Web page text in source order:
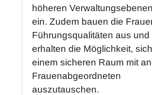
höheren
ein. Zudem bauen die
Führungsqualitäten aus und
erhalten die Möglichkeit,
einem sicheren Raum mit
Frauenabgeordneten
auszutauschen.